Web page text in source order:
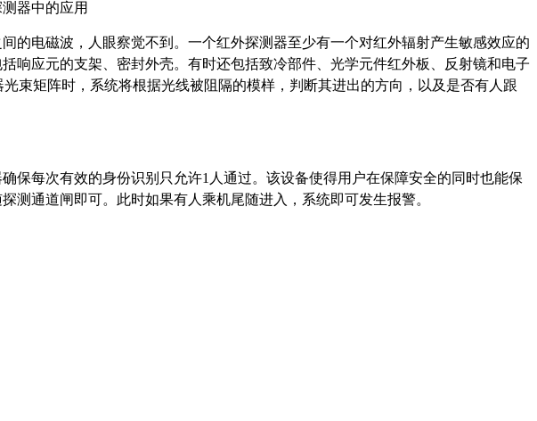
的电磁波，人眼察觉不到。一个红外探测器至少有一个对红外辐射产生敏感效应的
响应元的支架、密封外壳。有时还包括致冷部件、光学元件红外板、反射镜和电子
束矩阵时，系统将根据光线被阻隔的模样，判断其进出的方向，以及是否有人跟
保每次有效的身份识别只允许1人通过。该设备使得用户在保障安全的同时也能保
通道闸即可。此时如果有人乘机尾随进入，系统即可发生报警。